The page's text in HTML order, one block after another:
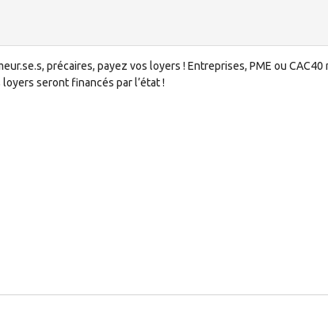
précaires, payez vos loyers ! Entreprises, PME ou CAC40
seront financés par l’état !